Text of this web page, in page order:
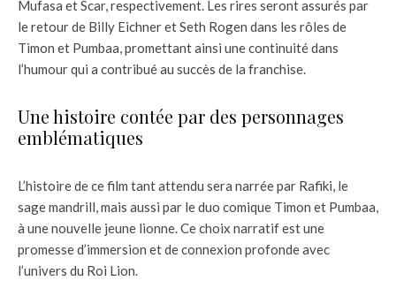
Mufasa et Scar, respectivement. Les rires seront assurés par
le retour de Billy Eichner et Seth Rogen dans les rôles de
Timon et Pumbaa, promettant ainsi une continuité dans
l’humour qui a contribué au succès de la franchise.
Une histoire contée par des personnages
emblématiques
L’histoire de ce film tant attendu sera narrée par Rafiki, le
sage mandrill, mais aussi par le duo comique Timon et Pumbaa,
à une nouvelle jeune lionne. Ce choix narratif est une
promesse d’immersion et de connexion profonde avec
l’univers du Roi Lion.